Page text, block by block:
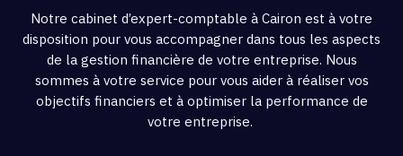
Notre cabinet d’expert-comptable à Cairon est à votre
disposition pour vous accompagner dans tous les aspects
de la gestion financière de votre entreprise. Nous
sommes à votre service pour vous aider à réaliser vos
objectifs financiers et à optimiser la performance de
votre entreprise.